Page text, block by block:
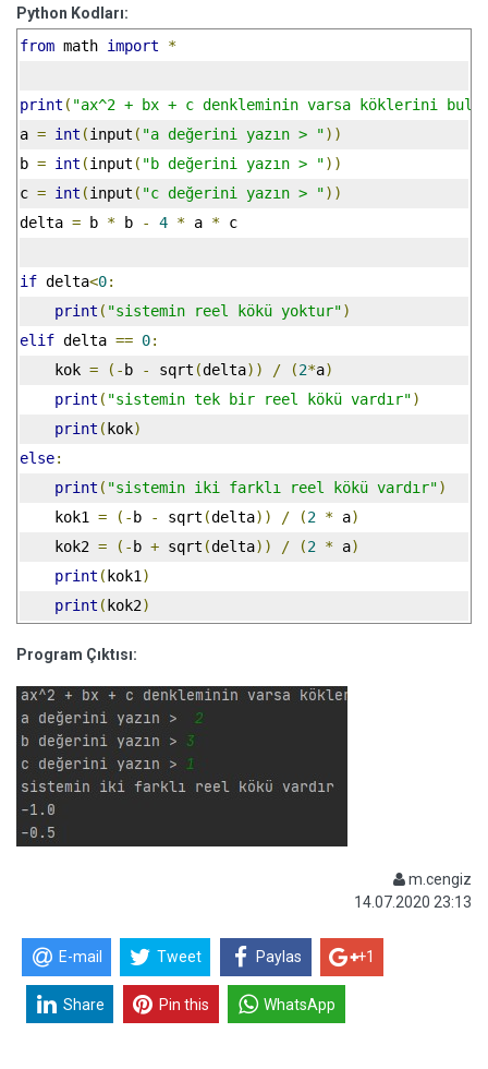
Python Kodları:
from math import *
print ( "ax^2 + bx + c denkleminin varsa köklerini
a = int (input ( "a değerini yazın > "))
b = int (input ( "b değerini yazın > "))
c = int (input ( "c değerini yazın > "))
delta = b * b - 4 * a * c
if delta<0:
print ( "sistemin reel kökü yoktur")
elif delta == 0:
    kok
= (- b - sqrt (delta)) / (2*a)
print ( "sistemin tek bir reel kökü vardır")
print ( kok)
else:
print ( "sistemin iki farklı reel kökü vardır")
    kok1
= (- b - sqrt (delta)) / (2 * a)
    kok2
= (- b + sqrt (delta)) / (2 * a)
print ( kok1 )
print ( kok2)
Program Çıktısı:
m.cengiz
14.07.2020 23:13
E-mail Tweet Paylas +1
Share Pin this WhatsApp